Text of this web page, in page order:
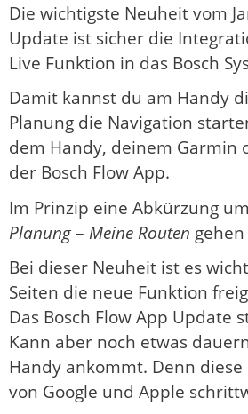
Die wichtigste Neuheit vom
Update ist sicher die
Live Funktion in das Bosch
Damit kannst du am Handy
Planung die Navigation
dem Handy, deinem Garmin
der Bosch Flow App.
Im Prinzip eine Abkürzung
Planung– Meine Routen
Bei dieser Neuheit ist es
Seiten die neue Funktion
Das Bosch Flow App Update
Kann aber noch etwas
Handy ankommt. Denn
von Google und Apple